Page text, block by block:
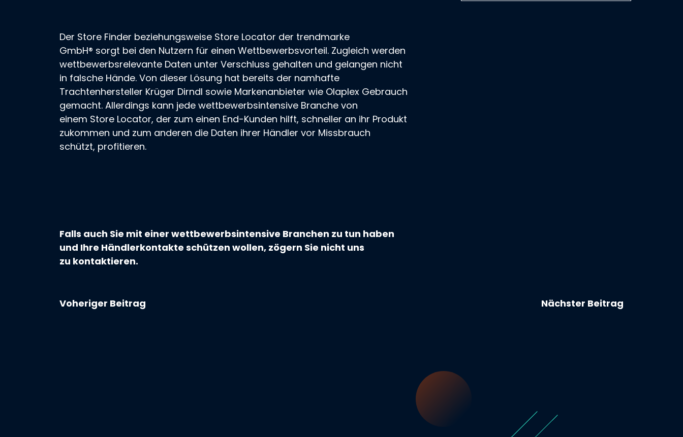
Der Store Finder beziehungsweise Store Locator der trendmarke
GmbH® sorgt bei den Nutzern für einen Wettbewerbsvorteil. Zugleich werden
wettbewerbsrelevante Daten unter Verschluss gehalten und gelangen nicht
in falsche Hände. Von dieser Lösung hat bereits der namhafte
Trachtenhersteller Krüger Dirndl sowie Markenanbieter wie Olaplex Gebrauch
gemacht. Allerdings kann jede wettbewerbsintensive Branche von
einem Store Locator, der zum einen End-Kunden hilft, schneller an ihr Produkt
zukommen und zum anderen die Daten ihrer Händler vor Missbrauch
schützt, profitieren.
Falls auch Sie mit einer wettbewerbsintensive Branchen zu tun haben
und Ihre Händlerkontakte schützen wollen, zögern Sie nicht uns
zu kontaktieren.
Voheriger Beitrag Nächster Beitrag